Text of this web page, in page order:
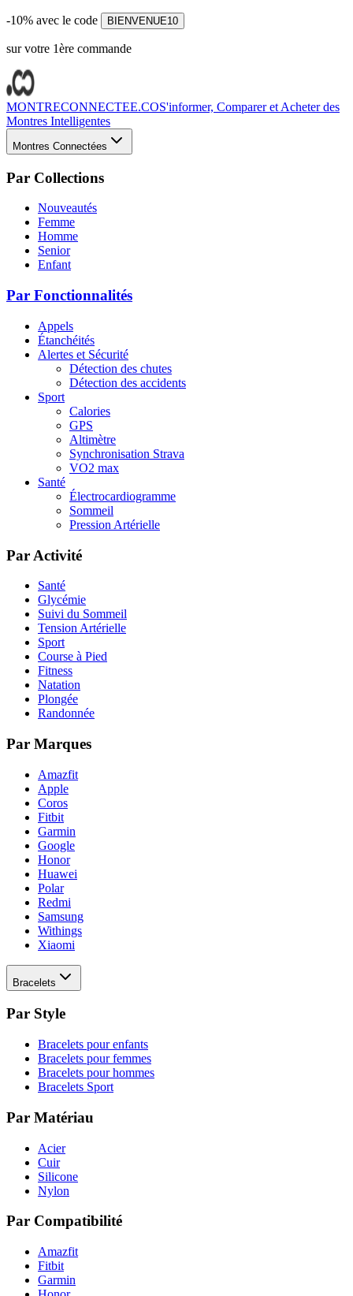
-10% avec le code BIENVENUE10
sur votre 1ère commande
MONTRECONNECTEE.COS'informer, Comparer et Acheter des
Montres Intelligentes
Montres Connectées
Par Collections
Nouveautés
Femme
Homme
Senior
Enfant
Par Fonctionnalités
Appels
Étanchéités
Alertes et Sécurité
Détection des chutes
Détection des accidents
Sport
Calories
GPS
Altimètre
Synchronisation Strava
VO2 max
Santé
Électrocardiogramme
Sommeil
Pression Artérielle
Par Activité
Santé
Glycémie
Suivi du Sommeil
Tension Artérielle
Sport
Course à Pied
Fitness
Natation
Plongée
Randonnée
Par Marques
Amazfit
Apple
Coros
Fitbit
Garmin
Google
Honor
Huawei
Polar
Redmi
Samsung
Withings
Xiaomi
Bracelets
Par Style
Bracelets pour enfants
Bracelets pour femmes
Bracelets pour hommes
Bracelets Sport
Par Matériau
Acier
Cuir
Silicone
Nylon
Par Compatibilité
Amazfit
Fitbit
Garmin